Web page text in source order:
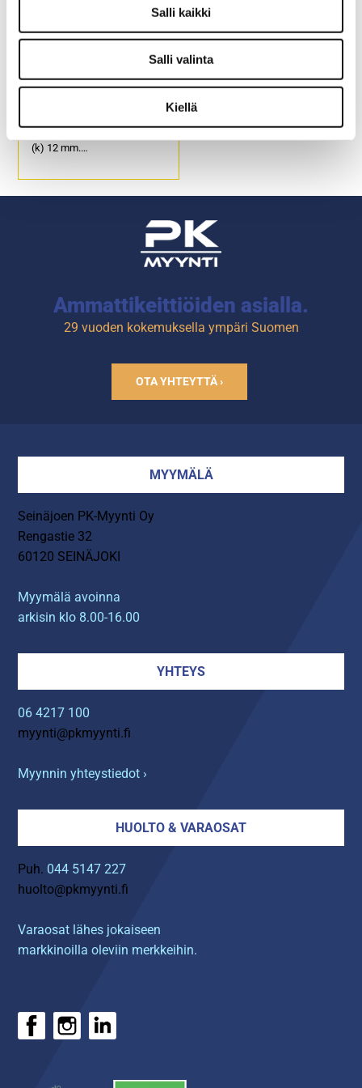
Salli kaikki
Salli valinta
Kiellä
Tuotekoodi: 4001.
mm, ruskea
(k) 12 mm.
Ammattikeittiöiden asialla.
29 vuoden kokemuksella ympäri Suomen
OTA YHTEYTTÄ ›
MYYMÄLÄ
Seinäjoen PK-Myynti Oy
Rengastie 32
60120 SEINÄJOKI
Myymälä avoinna
arkisin klo 8.00-16.00
YHTEYS
06 4217 100
myynti@pkmyynti.fi
Myynnin yhteystiedot ›
HUOLTO & VARAOSAT
Puh. 044 5147 227
huolto@pkmyynti.fi
Varaosat lähes jokaiseen
markkinoilla oleviin merkkeihin.